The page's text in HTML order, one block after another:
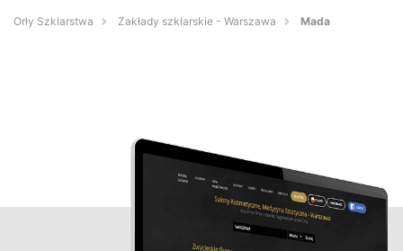
Orły Szklarstwa Zakłady szklarskie - Warszawa Mada